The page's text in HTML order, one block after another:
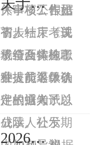
关事项公告如
下：一、考试
成绩及体检考
察人员名单确
定根据考试总
成...
休审核工作已
初步结束，现
将符合特殊工
种提前退休条
件的91人予以
公示。公示期
根据
省人社厅《关
于全面实施职
业技能等级认
定的通知》
（陕人社发
2026年宝鸡市市属事业单位公开招聘高层次人才面试公告